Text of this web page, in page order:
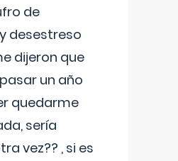
de
desestreso
dijeron que
un año
quedarme
sería
vez?? , si es